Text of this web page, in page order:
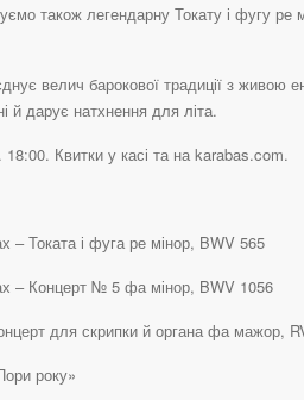
також легендарну Токату і фугу
велич барокової традиції з живою
й дарує натхнення для літа.
Квитки у касі та на karabas.com.
– Токата і фуга ре мінор, BWV 565
– Концерт № 5 фа мінор, BWV 1056
для скрипки й органа фа мажор,
року»